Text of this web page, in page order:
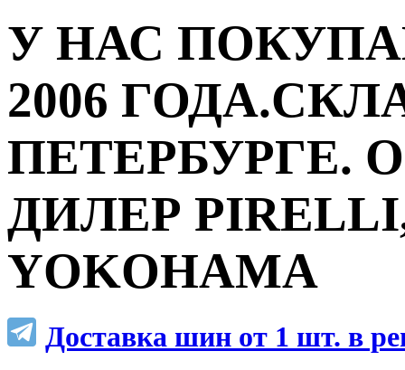
У НАС
2006
ПЕТЕРБУРГЕ.
ДИЛЕР
YOKOHAMA
Доставка шин от 1 шт. в